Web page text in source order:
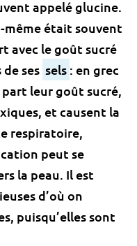
appelé glucine.
était souvent
avec le goût sucré
ses sels : en grec
leur goût sucré,
et causent la
respiratoire,
peut se
la peau. Il est
d’où on
puisqu’elles sont